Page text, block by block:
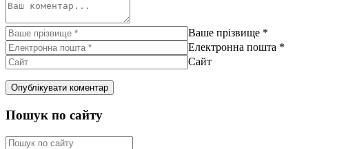
Ваше прізвище *
Електронна пошта *
Сайт
Пошук по сайту